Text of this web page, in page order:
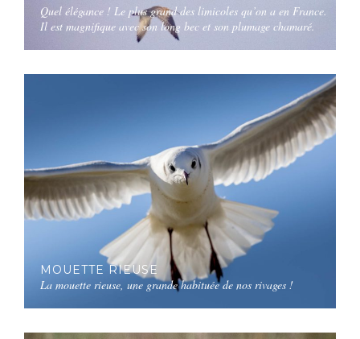
Quel élégance ! Le plus grand des limicoles qu’on a en France.
Il est magnifique avec son long bec et son plumage chamaré.
MOUETTE RIEUSE
La mouette rieuse, une grande habituée de nos rivages !